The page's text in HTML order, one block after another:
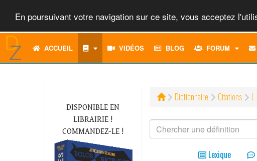
En poursuivant votre navigation sur ce site, vous acceptez
ACCUEIL VIDÉOS BLOG FORUM
DISPONIBLE EN
LIBRAIRIE !
COMMANDEZ-LE !
Dictionnaire Citations L
Lexique